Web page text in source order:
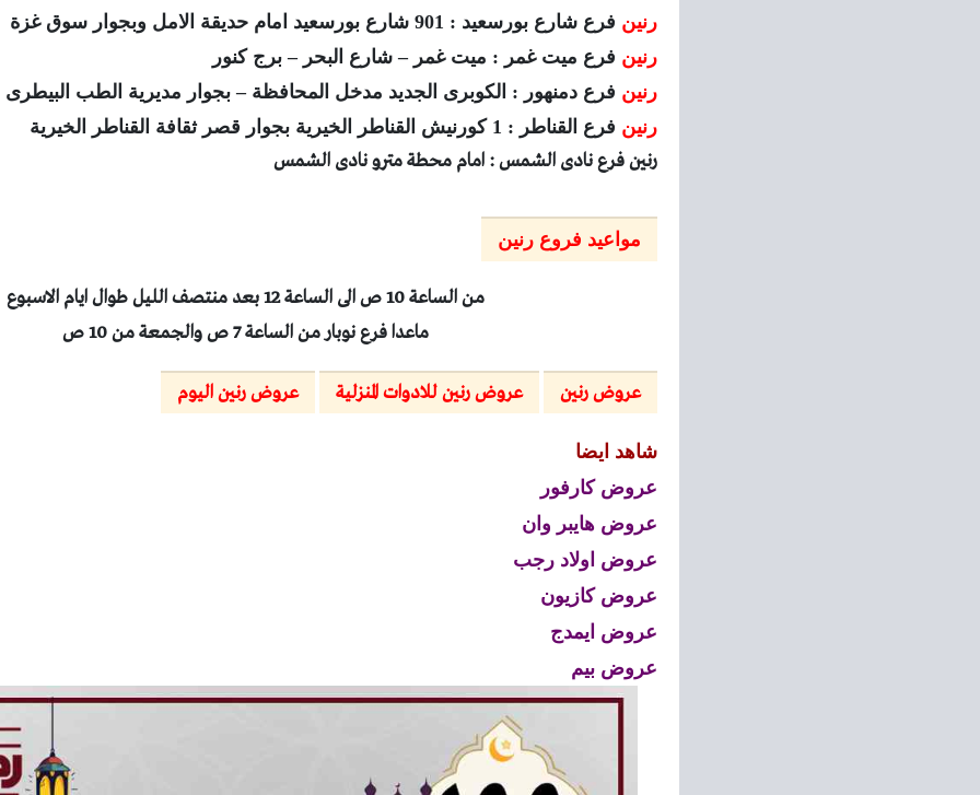
رنين فرع شارع بورسعيد : 901 شارع بورسعيد امام حديقة الامل وبجوار سوق غزة
رنين فرع ميت غمر : ميت غمر – شارع البحر – برج كنور
رنين فرع دمنهور : الكوبرى الجديد مدخل المحافظة – بجوار مديرية الطب البيطرى
رنين فرع القناطر : 1 كورنيش القناطر الخيرية بجوار قصر ثقافة القناطر الخيرية
رنين فرع نادى الشمس : امام محطة مترو نادى الشمس
مواعيد فروع رنين
من الساعة 10 ص الى الساعة 12 بعد منتصف الليل طوال ايام الاسبوع
ماعدا فرع نوبار من الساعة 7 ص والجمعة من 10 ص
عروض رنين عروض رنين للادوات المنزلية عروض رنين اليوم
شاهد ايضا
عروض كارفور
عروض هايبر وان
عروض اولاد رجب
عروض كازيون
عروض ايمدج
عروض بيم